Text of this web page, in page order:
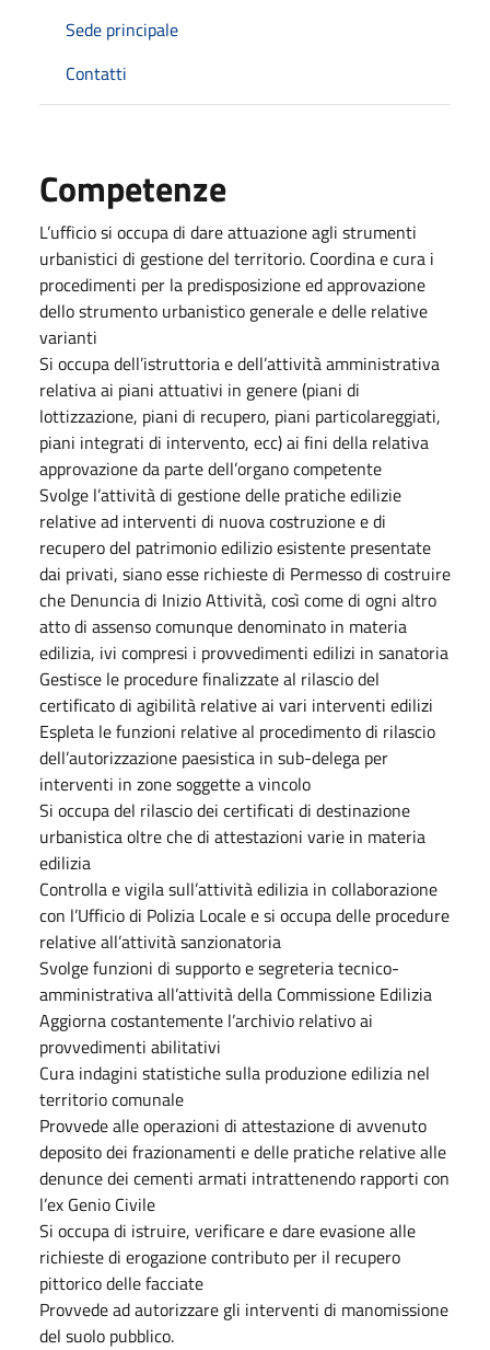
Sede principale
Contatti
Competenze
L’ufficio si occupa di dare attuazione agli strumenti
urbanistici di gestione del territorio. Coordina e cura i
procedimenti per la predisposizione ed approvazione
dello strumento urbanistico generale e delle relative
varianti
Si occupa dell’istruttoria e dell’attività amministrativa
relativa ai piani attuativi in genere (piani di
lottizzazione, piani di recupero, piani particolareggiati,
piani integrati di intervento, ecc) ai fini della relativa
approvazione da parte dell’organo competente
Svolge l’attività di gestione delle pratiche edilizie
relative ad interventi di nuova costruzione e di
recupero del patrimonio edilizio esistente presentate
dai privati, siano esse richieste di Permesso di costruire
che Denuncia di Inizio Attività, così come di ogni altro
atto di assenso comunque denominato in materia
edilizia, ivi compresi i provvedimenti edilizi in sanatoria
Gestisce le procedure finalizzate al rilascio del
certificato di agibilità relative ai vari interventi edilizi
Espleta le funzioni relative al procedimento di rilascio
dell’autorizzazione paesistica in sub-delega per
interventi in zone soggette a vincolo
Si occupa del rilascio dei certificati di destinazione
urbanistica oltre che di attestazioni varie in materia
edilizia
Controlla e vigila sull’attività edilizia in collaborazione
con l’Ufficio di Polizia Locale e si occupa delle procedure
relative all’attività sanzionatoria
Svolge funzioni di supporto e segreteria tecnico-
amministrativa all’attività della Commissione Edilizia
Aggiorna costantemente l’archivio relativo ai
provvedimenti abilitativi
Cura indagini statistiche sulla produzione edilizia nel
territorio comunale
Provvede alle operazioni di attestazione di avvenuto
deposito dei frazionamenti e delle pratiche relative alle
denunce dei cementi armati intrattenendo rapporti con
l’ex Genio Civile
Si occupa di istruire, verificare e dare evasione alle
richieste di erogazione contributo per il recupero
pittorico delle facciate
Provvede ad autorizzare gli interventi di manomissione
del suolo pubblico.